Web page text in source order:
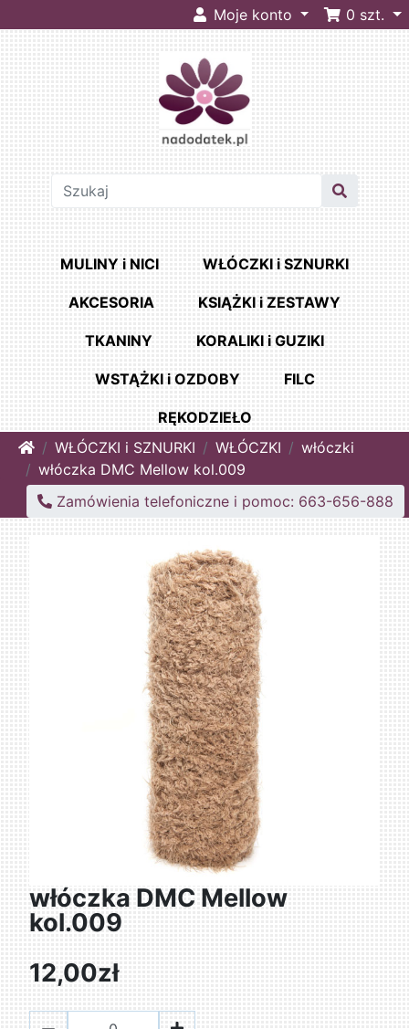
Moje konto 0 szt.
MULINY i NICI WŁÓCZKI i SZNURKI
AKCESORIA KSIĄŻKI i ZESTAWY
TKANINY KORALIKI i GUZIKI
WSTĄŻKI i OZDOBY FILC
RĘKODZIEŁO
HomeWŁÓCZKI i SZNURKI WŁÓCZKI
włóczki
włóczka DMC Mellow kol.009
Zamówienia telefoniczne i pomoc: 663-656-888
włóczka DMC Mellow
kol.009
12,00zł